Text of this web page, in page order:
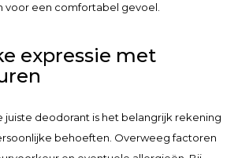
voor een comfortabel gevoel.
expressie met
juiste deodorant is het belangrijk rekening
behoeften. Overweeg factoren